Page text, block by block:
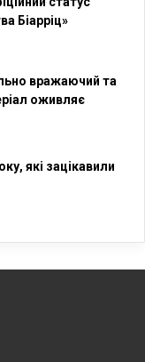
Біарріц»
вражаючий та
оживляє
які зацікавили